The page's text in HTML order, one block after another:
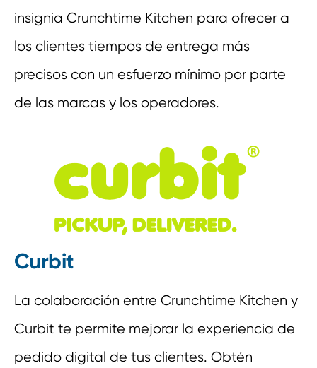
insignia Crunchtime Kitchen para ofrecer a
los clientes tiempos de entrega más
precisos con un esfuerzo mínimo por parte
de las marcas y los operadores.
Curbit
La colaboración entre Crunchtime Kitchen y
Curbit te permite mejorar la experiencia de
pedido digital de tus clientes. Obtén